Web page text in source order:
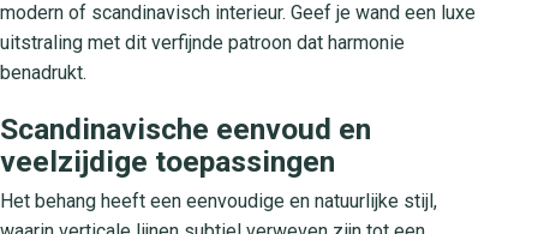
modern of scandinavisch interieur. Geef je wand een luxe
uitstraling met dit verfijnde patroon dat harmonie
benadrukt.
Scandinavische eenvoud en
veelzijdige toepassingen
Het behang heeft een eenvoudige en natuurlijke stijl,